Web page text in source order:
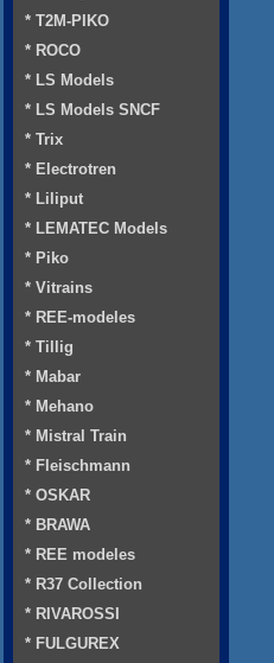
* T2M-PIKO
* ROCO
* LS Models
* LS Models SNCF
* Trix
* Electrotren
* Liliput
* LEMATEC Models
* Piko
* Vitrains
* REE-modeles
* Tillig
* Mabar
* Mehano
* Mistral Train
* Fleischmann
* OSKAR
* BRAWA
* REE modeles
* R37 Collection
* RIVAROSSI
* FULGUREX